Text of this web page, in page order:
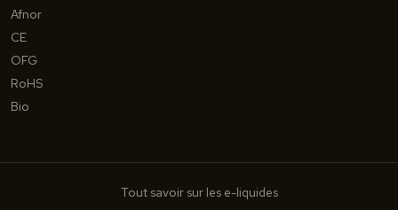
Afnor
CE
OFG
RoHS
Bio
Tout savoir sur les e-liquides